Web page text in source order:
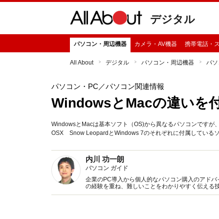
デジタル
パソコン・周辺機器 カメラ・AV機器 携帯電話・
All About デジタル パソコン・周辺機器 パ
パソコン・PC ／パソコン関連情報
WindowsとMacの違いを
WindowsとMacは基本ソフト（OS)から異なるパソコンです
OSX Snow LeopardとWindows 7のそれぞれに付属している
内川 功一朗
パソコン ガイド
企業のPC導入から個人的なパソコン購入のアド
の経験を重ね、難しいことをわかりやすく伝える
ソコン初心者向けの執筆やインタビュー紹介など